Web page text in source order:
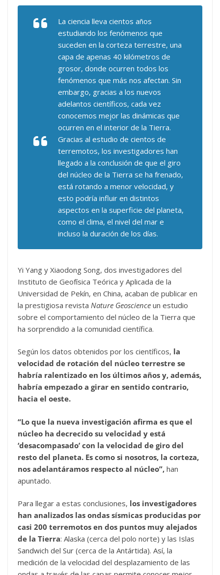
La ciencia lleva cientos años
estudiando los fenómenos que
suceden en la corteza terrestre, una
capa de apenas 40 kilómetros de
grosor, donde ocurren todos los
fenómenos que más nos afectan. Sin
embargo, gracias a los nuevos
adelantos científicos, cada vez
conocemos mejor las dinámicas que
ocurren en el interior de la Tierra.
Gracias al estudio de cientos de
terremotos, los investigadores han
llegado a la conclusión de que el giro
del núcleo de la Tierra se ha frenado,
está rotando a menor velocidad, y
esto podría influir en distintos
aspectos en la superficie del planeta,
como el clima, el nivel del mar e
incluso la duración de los días.
Yi Yang y Xiaodong Song, dos investigadores del
Instituto de Geofísica Teórica y Aplicada de la
Universidad de Pekín, en China, acaban de publicar en
la prestigiosa revista Nature Geoscience un estudio
sobre el comportamiento del núcleo de la Tierra que
ha sorprendido a la comunidad científica.
Según los datos obtenidos por los científicos, la
velocidad de rotación del núcleo terrestre se
habría ralentizado en los últimos años y, además,
habría empezado a girar en sentido contrario,
hacia el oeste.
“Lo que la nueva investigación afirma es que el
núcleo ha decrecido su velocidad y está
‘desacompasado’ con la velocidad de giro del
resto del planeta. Es como si nosotros, la corteza,
nos adelantáramos respecto al núcleo”, han
apuntado.
Para llegar a estas conclusiones, los investigadores
han analizados las ondas sísmicas producidas por
casi 200 terremotos en dos puntos muy alejados
de la Tierra: Alaska (cerca del polo norte) y las Islas
Sandwich del Sur (cerca de la Antártida). Así, la
medición de la velocidad del desplazamiento de las